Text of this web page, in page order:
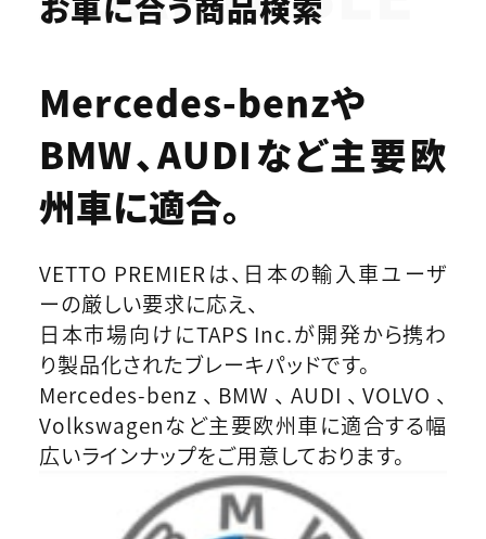
Mercedes-benzや
BMW、AUDIなど主要欧
州車に適合。
VETTO PREMIERは、日本の輸入車ユーザ
ーの厳しい要求に応え、
日本市場向けにTAPS Inc.が開発から携わ
り製品化されたブレーキパッドです。
Mercedes-benz、BMW、AUDI、VOLVO、
Volkswagenなど主要欧州車に適合する幅
広いラインナップをご用意しております。